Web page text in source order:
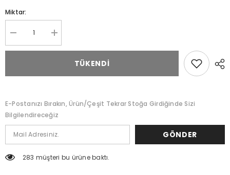
Miktar:
baharatı
(300g)
azaltın
Tavuk
baharatı
(300g)
artırın
TÜKENDI
E-Postanızı Bırakın, Ürün/çeşit Tekrar Stoğa Girdiğinde Sizi
Bilgilendireceğiz
GÖNDER
283 müşteri bu ürüne baktı.